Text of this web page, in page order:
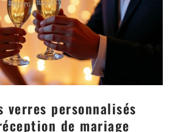
verres personnalisés
de mariage